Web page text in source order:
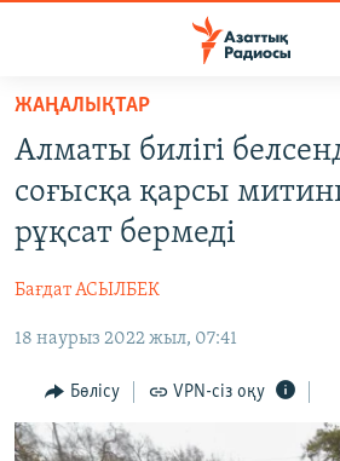
Skip
main
content
to
main
Skip
Search
ЖАҢАЛЫҚТАР
AZATTYQTV
АДАМ ҚҰҚЫҚТАРЫ
ӘЛЕУМЕТ
ӘЛЕМ
АРНАЙЫ ЖОБАЛАР
ЖАҢАЛЫҚТАР
Алматы билігі
соғысқа қарсы
рұқсат бермеді
Бағдат АСЫЛБЕК
18 наурыз 2022 жыл, 07:41
Бөлісу VPN-сіз оқу